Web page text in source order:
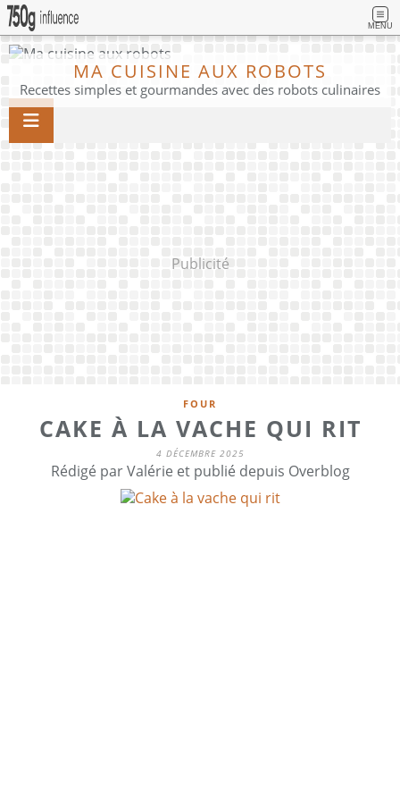
MENU
MA CUISINE AUX ROBOTS
Recettes simples et gourmandes avec des robots culinaires
Publicité
FOUR
CAKE À LA VACHE QUI RIT
4 DÉCEMBRE 2025
Rédigé par Valérie et publié depuis Overblog